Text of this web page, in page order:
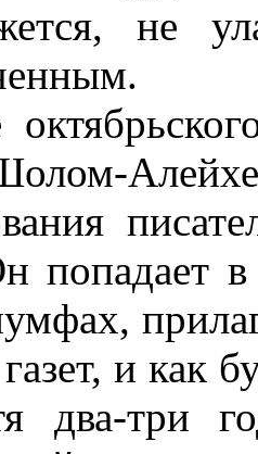
не
попадает
и как
два-три